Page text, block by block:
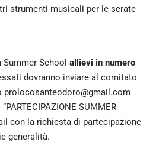
strumenti musicali per le serate
School allievi in numero
dovranno inviare al comitato
prolocosanteodoro@gmail.com
SUMMER
con la richiesta di partecipazione
generalità.